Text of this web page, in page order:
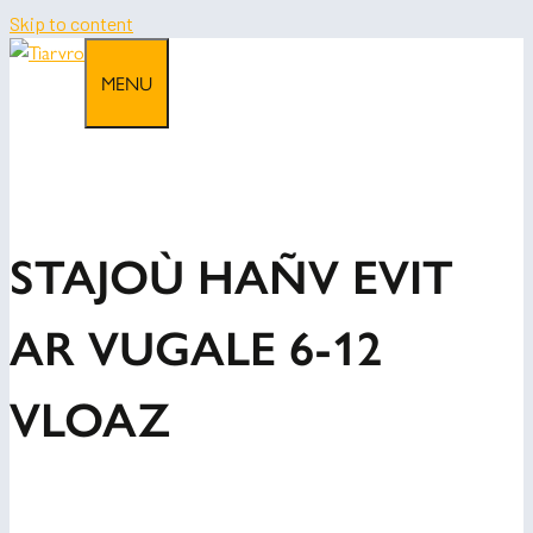
Skip to content
MENU
STAJOÙ HAÑV EVIT
AR VUGALE 6-12
VLOAZ